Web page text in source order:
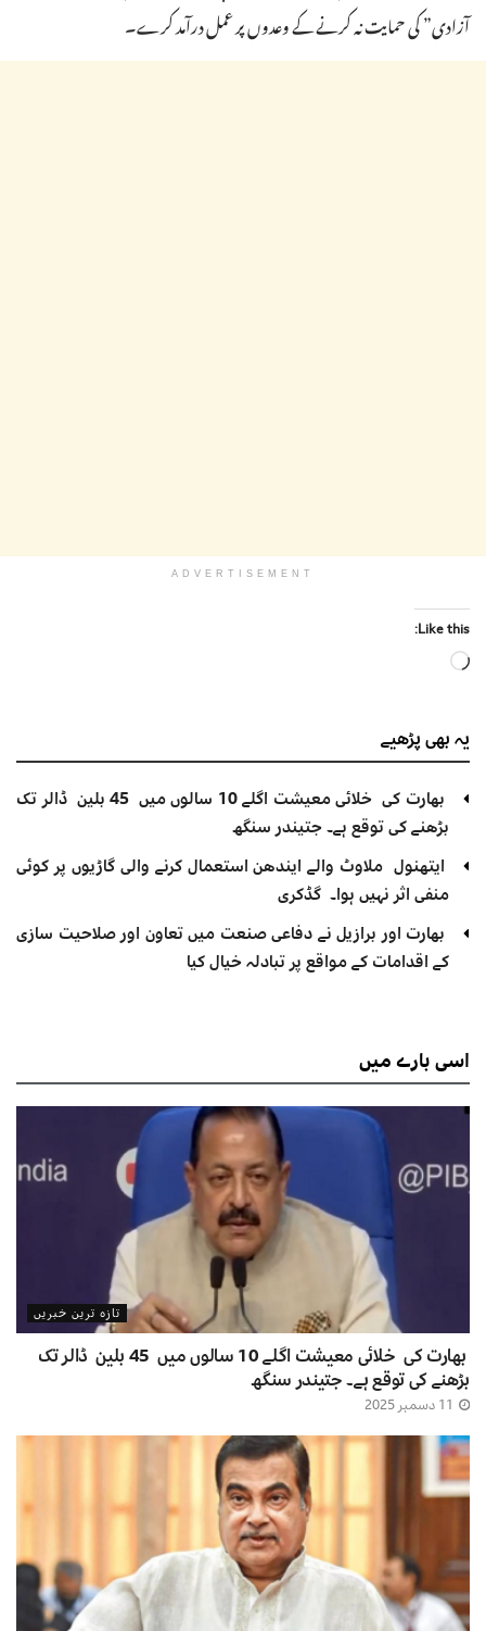
آزادی” کی حمایت نہ کرنے کے وعدوں پر عمل درآمد کرے۔
ADVERTISEMENT
Like this:
Loading…
یہ بھیپڑھیے
بھارت کی خلائی معیشت اگلے 10 سالوں میں 45 بلین ڈالر تک
بڑھنے کی توقع ہے۔ جتیندر سنگھ
ایتھنول ملاوٹ والے ایندھن استعمال کرنے والی گاڑیوں پر کوئی
منفی اثر نہیں ہوا۔ گڈکری
بھارت اور برازیل نے دفاعی صنعت میں تعاون اور صلاحیت سازی
کے اقدامات کے مواقع پر تبادلہ خیال کیا
اسیبارے میں
تازہ ترین خبریں
بھارت کی خلائی معیشت اگلے 10 سالوں میں 45 بلین ڈالر تک
بڑھنے کی توقع ہے۔ جتیندر سنگھ